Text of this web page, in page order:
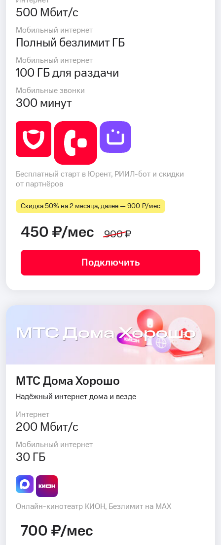
500 Мбит/с
Мобильный интернет
Полный безлимит ГБ
Мобильный интернет
100 ГБ для раздачи
Мобильные звонки
300 минут
Бесплатный старт в Юрент, РИИЛ-бот и скидки
от партнёров
Скидка 50% на 2 месяца, далее — 900 ₽⁠/⁠мес
450 ₽/мес 900 ₽
Подключить
МТС Дома Хорошо
МТС Дома Хорошо
Надёжный интернет дома и везде
Интернет
200 Мбит/с
Мобильный интернет
30 ГБ
Онлайн-кинотеатр КИОН, Безлимит на MAX
700 ₽/мес